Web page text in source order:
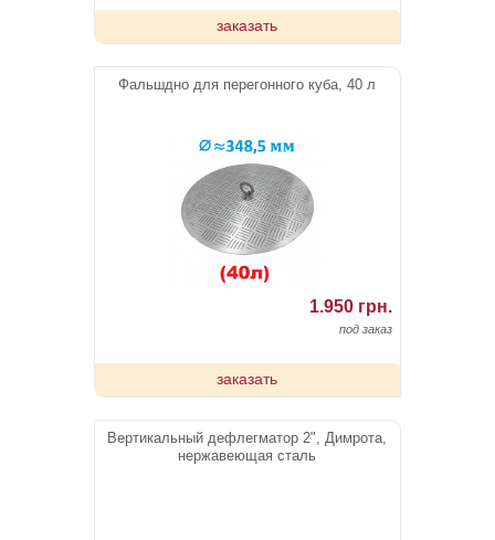
заказать
Фальшдно для перегонного куба, 40 л
1.950 грн.
под заказ
заказать
Вертикальный дефлегматор 2", Димрота,
нержавеющая сталь